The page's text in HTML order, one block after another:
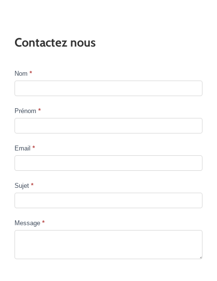
Contactez nous
Contact
Us
Nom *
Prénom *
Email *
Sujet *
Message *